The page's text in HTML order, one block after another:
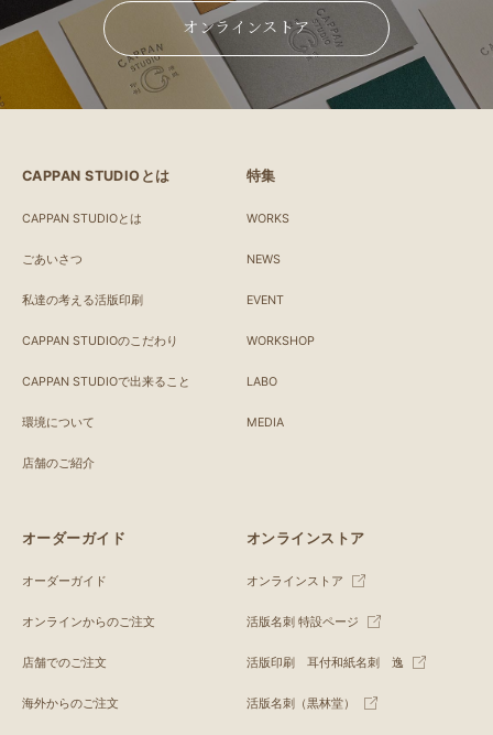
オンラインストア
CAPPAN STUDIOとは
CAPPAN STUDIOとは
ごあいさつ
私達の考える活版印刷
CAPPAN STUDIOのこだわり
CAPPAN STUDIOで出来ること
環境について
店舗のご紹介
特集
WORKS
NEWS
EVENT
WORKSHOP
LABO
MEDIA
オーダーガイド
オーダーガイド
オンラインからのご注文
店舗でのご注文
海外からのご注文
オンラインストア
オンラインストア
活版名刺 特設ページ
活版印刷 耳付和紙名刺 逸
活版名刺（黒林堂）